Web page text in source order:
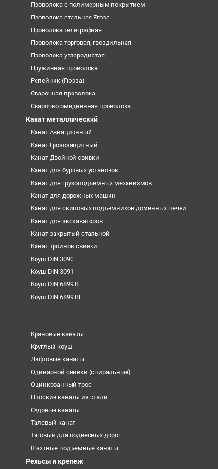
Проволока с полимерным покрытием
Проволока стальная Егоза
Проволока телеграфная
Проволока торговая, гвоздильная
Проволока углеродистая
Пружинная проволока
Репейник (Гюрза)
Сварочная проволока
Сварочно омедненная проволока
Канат металлический
Канат Авиационный
Канат Грозозащитный
Канат Двойной свивки
Канат для буровых установок
Канат для грузоподъемных механизмов
Канат для дорожных машин
Канат для скиповых подъемников доменных печей
Канат для экскаваторов
Канат закрытый стальной
Канат тройной свивки
Коуш DIN 3090
Коуш DIN 3091
Коуш DIN 6899 B
Коуш DIN 6899 BF
Крановые канаты
Круглый коуш
Лифтовые канаты
Одинарной свивки (спиральные)
Оцинкованный трос
Плоские канаты из стали
Судовые канаты
Талевый канат
Тяговый для подвесных дорог
Шахтные подъемные канаты
Рельсы и крепеж